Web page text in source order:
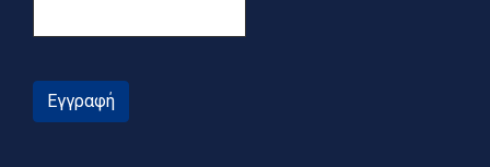
Εγγραφή